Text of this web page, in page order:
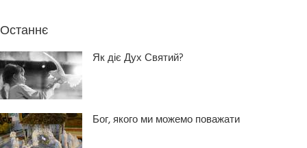
Останнє
Як діє Дух Святий?
Бог, якого ми можемо поважати